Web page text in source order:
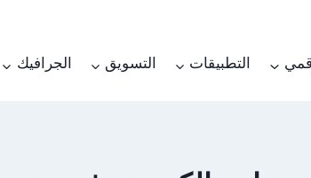
التطبيقات التسويق الجرافيك